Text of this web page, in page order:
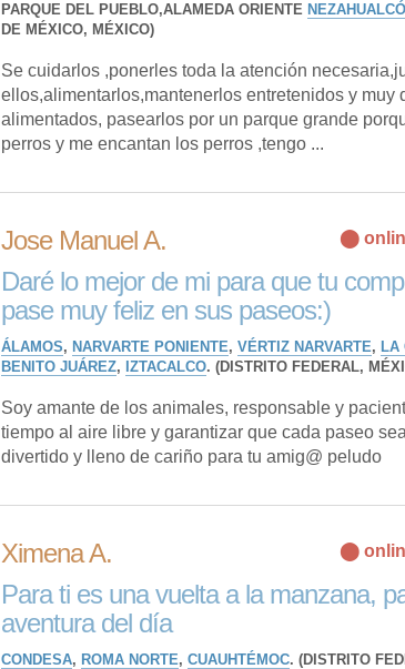
PARQUE DEL PUEBLO,ALAMEDA ORIENTE
DE MÉXICO, MÉXICO)
Se cuidarlos ,ponerles toda la atención
ellos,alimentarlos,mantenerlos entretenidos y muy
alimentados, pasearlos por un parque grande
perros y me encantan los perros ,tengo ...
Jose Manuel A. ⬤
Daré lo mejor de mi para que tu
pase muy feliz en sus paseos:)
ÁLAMOS, NARVARTE PONIENTE, VÉRTIZ NARVARTE, LA
BENITO JUÁREZ, IZTACALCO. (DISTRITO FEDERAL,
Soy amante de los animales, responsable y
tiempo al aire libre y garantizar que cada paseo
divertido y lleno de cariño para tu amig@ peludo
Ximena A. ⬤
Para ti es una vuelta a la manzana,
aventura del día
CONDESA, ROMA NORTE, CUAUHTÉMOC. (DISTRITO